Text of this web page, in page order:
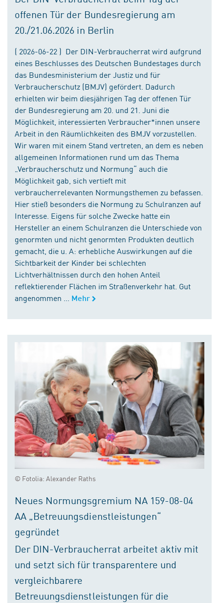
offenen Tür der Bundesregierung am
20./21.06.2026 in Berlin
( 2026-06-22 ) Der DIN-Verbraucherrat wird aufgrund
eines Beschlusses des Deutschen Bundestages durch
das Bundesministerium der Justiz und für
Verbraucherschutz (BMJV) gefördert. Dadurch
erhielten wir beim diesjährigen Tag der offenen Tür
der Bundesregierung am 20. und 21. Juni die
Möglichkeit, interessierten Verbraucher*innen unsere
Arbeit in den Räumlichkeiten des BMJV vorzustellen.
Wir waren mit einem Stand vertreten, an dem es neben
allgemeinen Informationen rund um das Thema
„Verbraucherschutz und Normung“ auch die
Möglichkeit gab, sich vertieft mit
verbraucherrelevanten Normungsthemen zu befassen.
Hier stieß besonders die Normung zu Schulranzen auf
Interesse. Eigens für solche Zwecke hatte ein
Hersteller an einem Schulranzen die Unterschiede von
genormten und nicht genormten Produkten deutlich
gemacht, die u. A: erhebliche Auswirkungen auf die
Sichtbarkeit der Kinder bei schlechten
Lichtverhältnissen durch den hohen Anteil
reflektierender Flächen im Straßenverkehr hat. Gut
angenommen ...
Mehr
© Fotolia: Alexander Raths
Neues Normungsgremium NA 159-08-04
AA „Betreuungsdienstleistungen“
gegründet
Der DIN-Verbraucherrat arbeitet aktiv mit
und setzt sich für transparentere und
vergleichbarere
Betreuungsdienstleistungen für die